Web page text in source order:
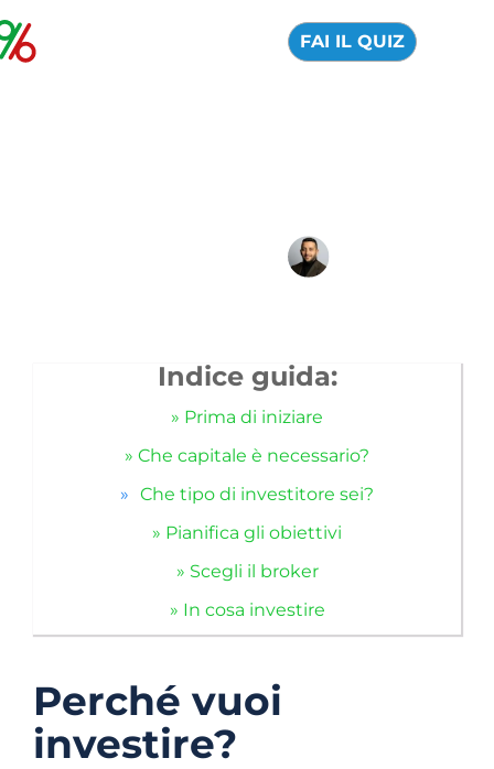
FAI IL QUIZ
Indice guida:
» Prima di iniziare
» Che capitale è necessario?
» Che tipo di investitore sei?
» Pianifica gli obiettivi
» Scegli il broker
» In cosa investire
Perché vuoi
investire?